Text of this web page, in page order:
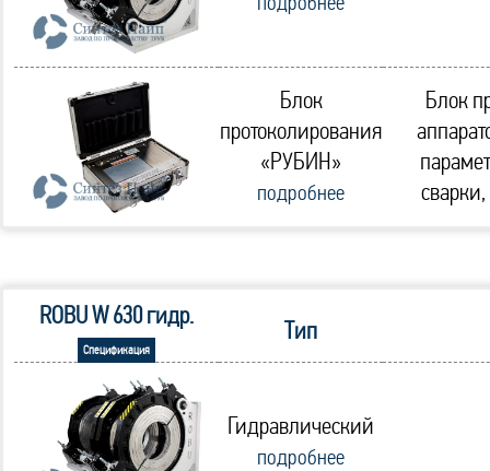
Блок
протоколирования
«РУБИН»
подробнее
Блок
ROBU W 630 гидр.
Спецификация
Тип
Гидравлический
подробнее